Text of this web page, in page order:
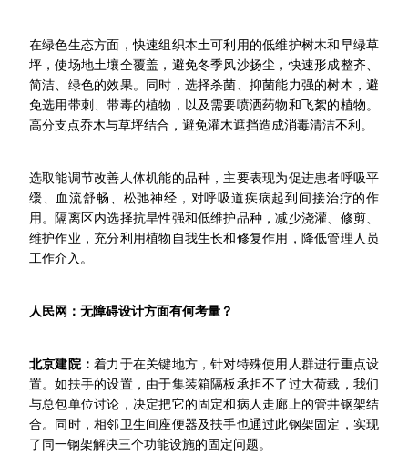
在绿色生态方面，快速组织本土可利用的低维护树木和早绿草
坪，使场地土壤全覆盖，避免冬季风沙扬尘，快速形成整齐、
简洁、绿色的效果。同时，选择杀菌、抑菌能力强的树木，避
免选用带刺、带毒的植物，以及需要喷洒药物和飞絮的植物。
高分支点乔木与草坪结合，避免灌木遮挡造成消毒清洁不利。
选取能调节改善人体机能的品种，主要表现为促进患者呼吸平
缓、血流舒畅、松弛神经，对呼吸道疾病起到间接治疗的作
用。隔离区内选择抗旱性强和低维护品种，减少浇灌、修剪、
维护作业，充分利用植物自我生长和修复作用，降低管理人员
工作介入。
人民网：无障碍设计方面有何考量？
北京建院：着力于在关键地方，针对特殊使用人群进行重点设
置。如扶手的设置，由于集装箱隔板承担不了过大荷载，我们
与总包单位讨论，决定把它的固定和病人走廊上的管井钢架结
合。同时，相邻卫生间座便器及扶手也通过此钢架固定，实现
了同一钢架解决三个功能设施的固定问题。